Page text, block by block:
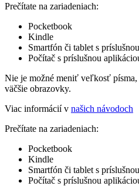
Prečítate na zariadeniach:
Pocketbook
Kindle
Smartfón či tablet s
Počítač s príslušnou
Nie je možné meniť veľkosť
väčšie obrazovky.
Viac informácií v našich návodoch
Prečítate na zariadeniach:
Pocketbook
Kindle
Smartfón či tablet s
Počítač s príslušnou